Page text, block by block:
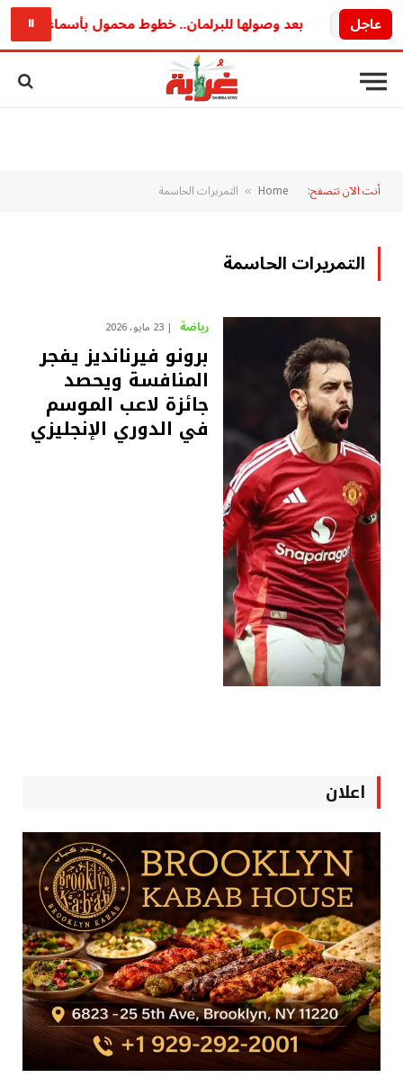
عاجل بعد وصولها للبرلمان.. خطوط محمول بأسماء ⏸
أنت الآن تتصفح: Home
» التمريرات الحاسمة
التمريرات الحاسمة
رياضة 23 مايو، 2026
برونو فيرنانديز يفجر
المنافسة ويحصد
جائزة لاعب الموسم
في الدوري الإنجليزي
اعلان